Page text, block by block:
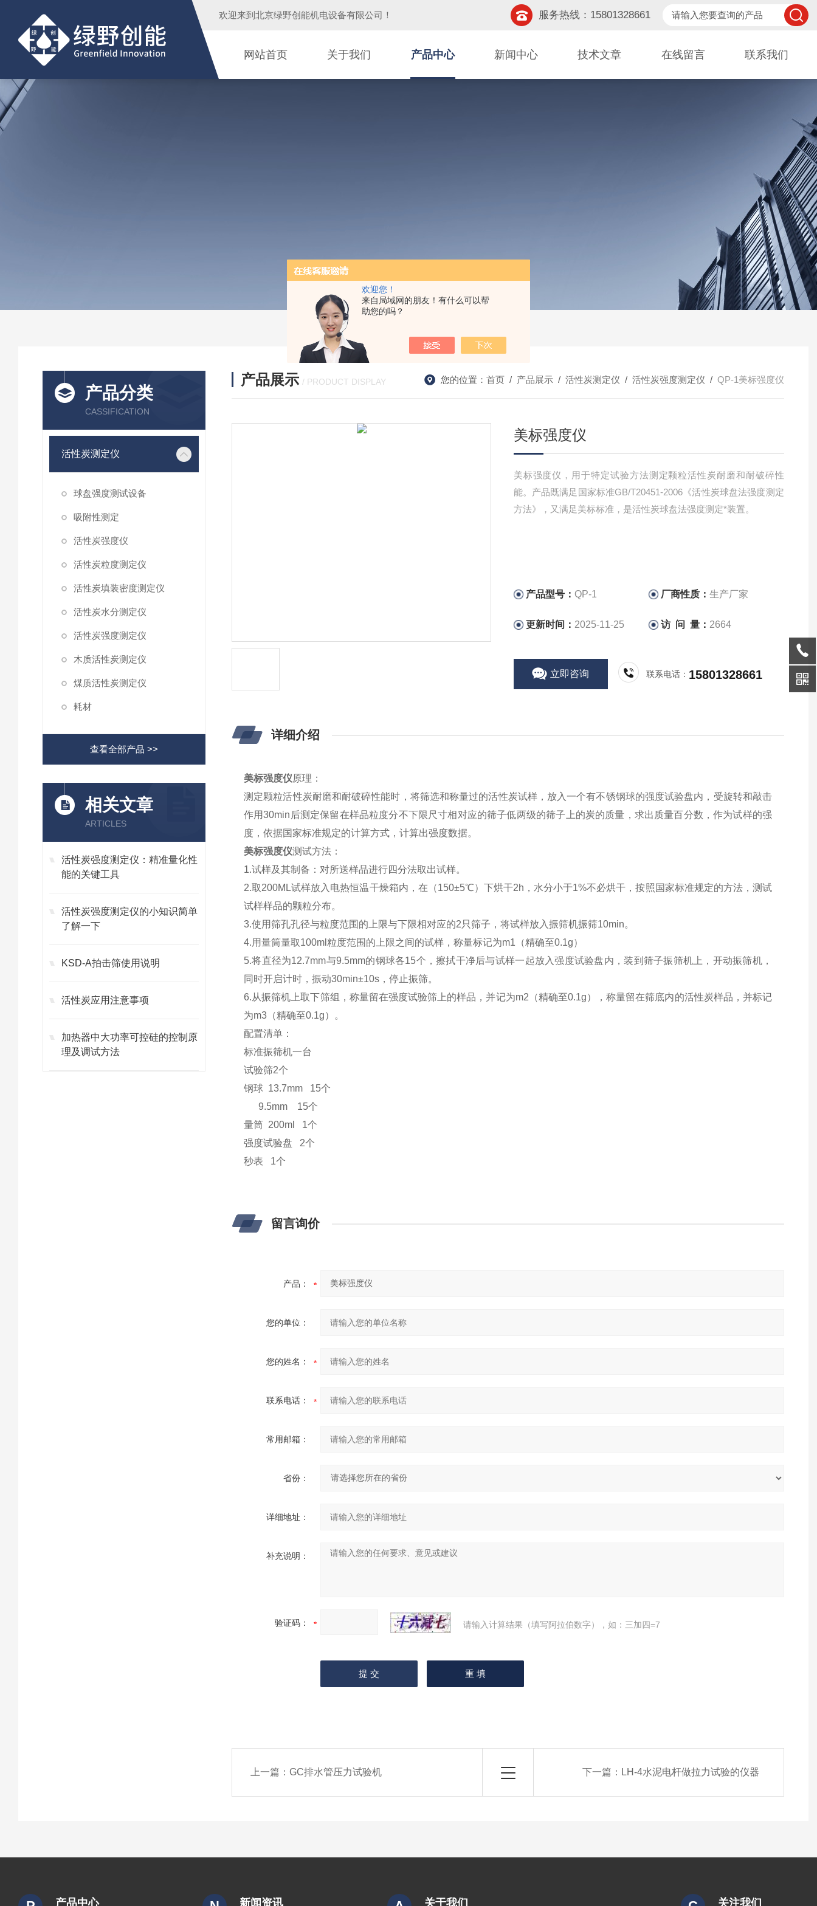
欢迎您！
来自局域网的朋友！有什么可以帮
助您的吗？
欢迎来到 北京绿野创能机电设备有限公司 ！ 服务热线：15801328661
网站首页 关于我们 产品中心 新闻中心 技术文章 在线留言 联系我们
产品分类
CASSIFICATION
活性炭测定仪
球盘强度测试设备
吸附性测定
活性炭强度仪
活性炭粒度测定仪
活性炭填装密度测定仪
活性炭水分测定仪
活性炭强度测定仪
木质活性炭测定仪
煤质活性炭测定仪
耗材
查看全部产品 >>
相关文章
ARTICLES
活性炭强度测定仪：精准量化性
能的关键工具
活性炭强度测定仪的小知识简单
了解一下
KSD-A拍击筛使用说明
活性炭应用注意事项
加热器中大功率可控硅的控制原
理及调试方法
产品展示 / PRODUCT DISPLAY 您的位置： 首页 / 产品展示 / 活性炭测定仪 / 活性炭强度测定仪 / QP-1美标强度仪
美标强度仪
美标强度仪，用于特定试验方法测定颗粒活性炭耐磨和耐破碎性
能。产品既满足国家标准GB/T20451-2006《活性炭球盘法强度测定
方法》，又满足美标标准，是活性炭球盘法强度测定*装置。
产品型号： QP-1 厂商性质：生产厂家
更新时间： 2025-11-25 访 问 量： 2664
立即咨询 联系电话： 15801328661
详细介绍
美标强度仪原理：
测定颗粒活性炭耐磨和耐破碎性能时，将筛选和称量过的活性炭试样，放入一个有不锈钢球的强度试验盘内，受旋转和敲击
作用30min后测定保留在样品粒度分不下限尺寸相对应的筛子低两级的筛子上的炭的质量，求出质量百分数，作为试样的强
度，依据国家标准规定的计算方式，计算出强度数据。
美标强度仪测试方法：
1.试样及其制备：对所送样品进行四分法取出试样。
2.取200ML试样放入电热恒温干燥箱内，在（150±5℃）下烘干2h，水分小于1%不必烘干，按照国家标准规定的方法，测试
试样样品的颗粒分布。
3.使用筛孔孔径与粒度范围的上限与下限相对应的2只筛子，将试样放入振筛机振筛10min。
4.用量筒量取100ml粒度范围的上限之间的试样，称量标记为m1（精确至0.1g）
5.将直径为12.7mm与9.5mm的钢球各15个，擦拭干净后与试样一起放入强度试验盘内，装到筛子振筛机上，开动振筛机，
同时开启计时，振动30min±10s，停止振筛。
6.从振筛机上取下筛组，称量留在强度试验筛上的样品，并记为m2（精确至0.1g），称量留在筛底内的活性炭样品，并标记
为m3（精确至0.1g）。
配置清单：
标准振筛机一台
试验筛2个
钢球 13.7mm 15个
9.5mm 15个
量筒 200ml 1个
强度试验盘 2个
秒表 1个
留言询价
产品：
您的单位：
您的姓名：
联系电话：
常用邮箱：
省份：
详细地址：
补充说明：
验证码： 请输入计算结果（填写阿拉伯数字），如：三加四=7
上一篇：GC排水管压力试验机 下一篇： LH-4水泥电杆做拉力试验的仪器
产品中心 新闻资讯 关于我们 关注我们